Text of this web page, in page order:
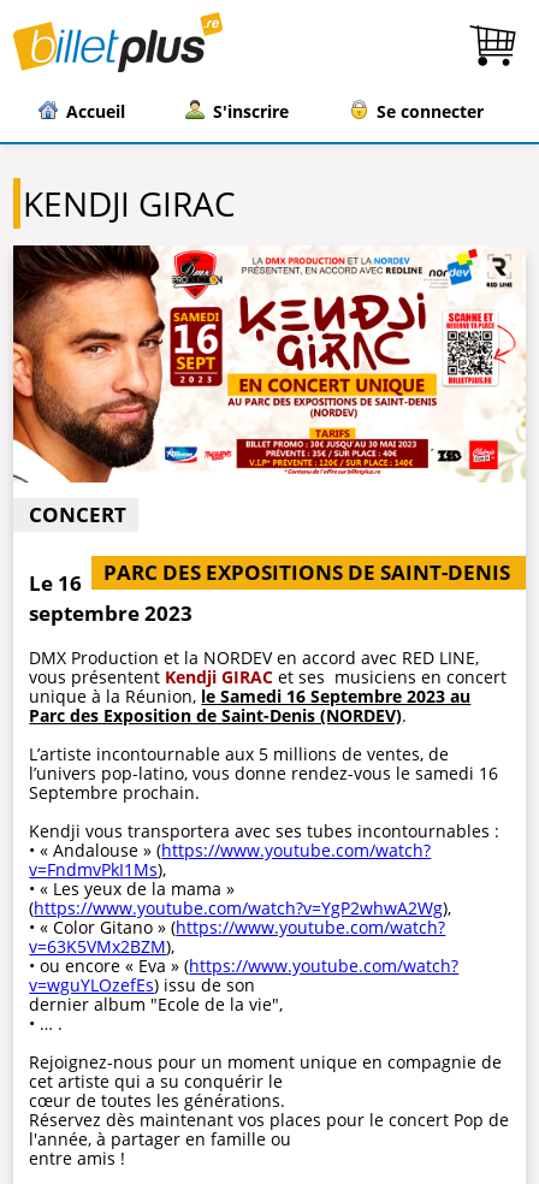
Accueil S'inscrire Se connecter
KENDJI GIRAC
CONCERT
PARC DES EXPOSITIONS DE SAINT-DENIS
Le 16
septembre 2023
DMX Production et la NORDEV en accord avec RED LINE,
vous présentent Kendji GIRAC et ses musiciens en concert
unique à la Réunion, le Samedi 16 Septembre 2023 au
Parc des Exposition de Saint-Denis (NORDEV).
L’artiste incontournable aux 5 millions de ventes, de
l’univers pop-latino, vous donne rendez-vous le samedi 16
Septembre prochain.
Kendji vous transportera avec ses tubes incontournables :
• « Andalouse » (https://www.youtube.com/watch?
v=FndmvPkI1Ms),
• « Les yeux de la mama »
(https://www.youtube.com/watch?v=YgP2whwA2Wg),
• « Color Gitano » (https://www.youtube.com/watch?
v=63K5VMx2BZM),
• ou encore « Eva » (https://www.youtube.com/watch?
v=wguYLOzefEs) issu de son
dernier album "Ecole de la vie",
• … .
Rejoignez-nous pour un moment unique en compagnie de
cet artiste qui a su conquérir le
cœur de toutes les générations.
Réservez dès maintenant vos places pour le concert Pop de
l'année, à partager en famille ou
entre amis !